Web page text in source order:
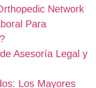
Network
Para
Asesoría Legal y
Los Mayores